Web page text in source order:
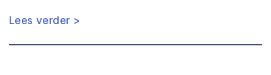
Lees verder >